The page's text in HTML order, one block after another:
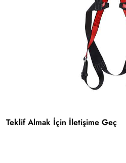
Teklif Almak İçin İletişime Geç